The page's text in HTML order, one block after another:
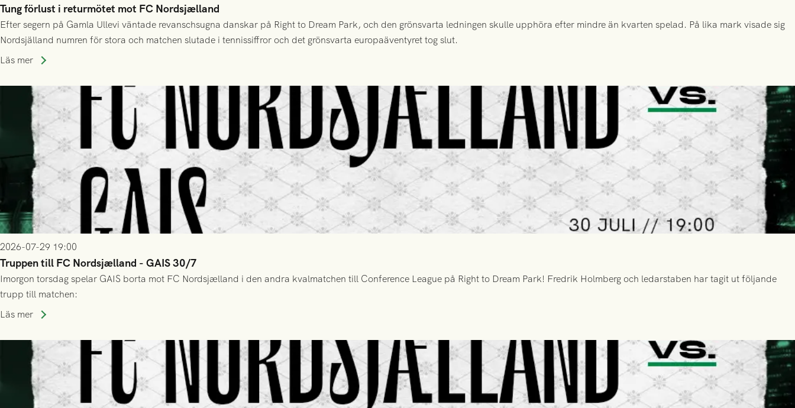
Tung förlust i returmötet mot FC Nordsjælland
Efter segern på Gamla Ullevi väntade revanschsugna danskar på Right to Dream Park, och den grönsvarta ledningen skulle upphöra efter mindre än kvarten spelad. På lika mark visade sig
Nordsjälland numren för stora och matchen slutade i tennissiffror och det grönsvarta europaäventyret tog slut.
Läs mer
2026-07-29 19:00
Truppen till FC Nordsjælland - GAIS 30/7
Imorgon torsdag spelar GAIS borta mot FC Nordsjælland i den andra kvalmatchen till Conference League på Right to Dream Park! Fredrik Holmberg och ledarstaben har tagit ut följande
trupp till matchen:
Läs mer